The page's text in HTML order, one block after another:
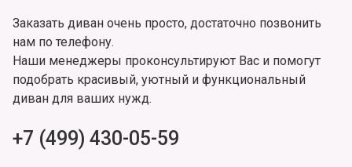
Заказать диван очень просто, достаточно позвонить
нам по телефону.
Наши менеджеры проконсультируют Вас и помогут
подобрать красивый, уютный и функциональный
диван для ваших нужд.
+7 (499) 430-05-59